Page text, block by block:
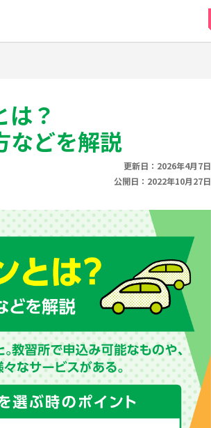
は？
などを解説
更新日：2026年4月7日
公開日：2022年10月27日